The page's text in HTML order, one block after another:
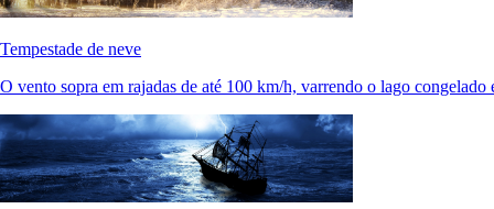
Tempestade de neve
O vento sopra em rajadas de até 100 km/h, varrendo o lago congelado